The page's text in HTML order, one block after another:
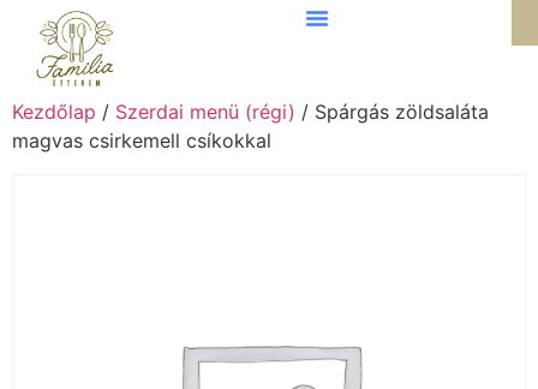
Kezdőlap / Szerdai menü (régi) / Spárgás zöldsaláta
magvas csirkemell csíkokkal